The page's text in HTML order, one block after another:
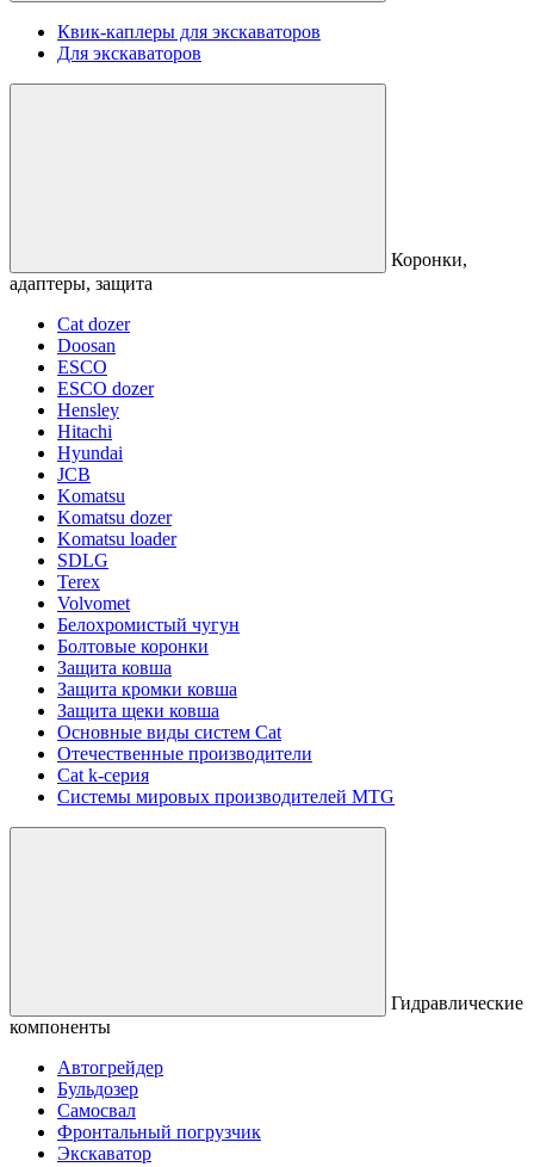
Квик-каплеры для экскаваторов
Для экскаваторов
Коронки,
адаптеры, защита
Cat dozer
Doosan
ESCO
ESCO dozer
Hensley
Hitachi
Hyundai
JCB
Komatsu
Komatsu dozer
Komatsu loader
SDLG
Terex
Volvomet
Белохромистый чугун
Болтовые коронки
Защита ковша
Защита кромки ковша
Защита щеки ковша
Основные виды систем Cat
Отечественные производители
Сat k-серия
Системы мировых производителей MTG
Гидравлические
компоненты
Автогрейдер
Бульдозер
Самосвал
Фронтальный погрузчик
Экскаватор